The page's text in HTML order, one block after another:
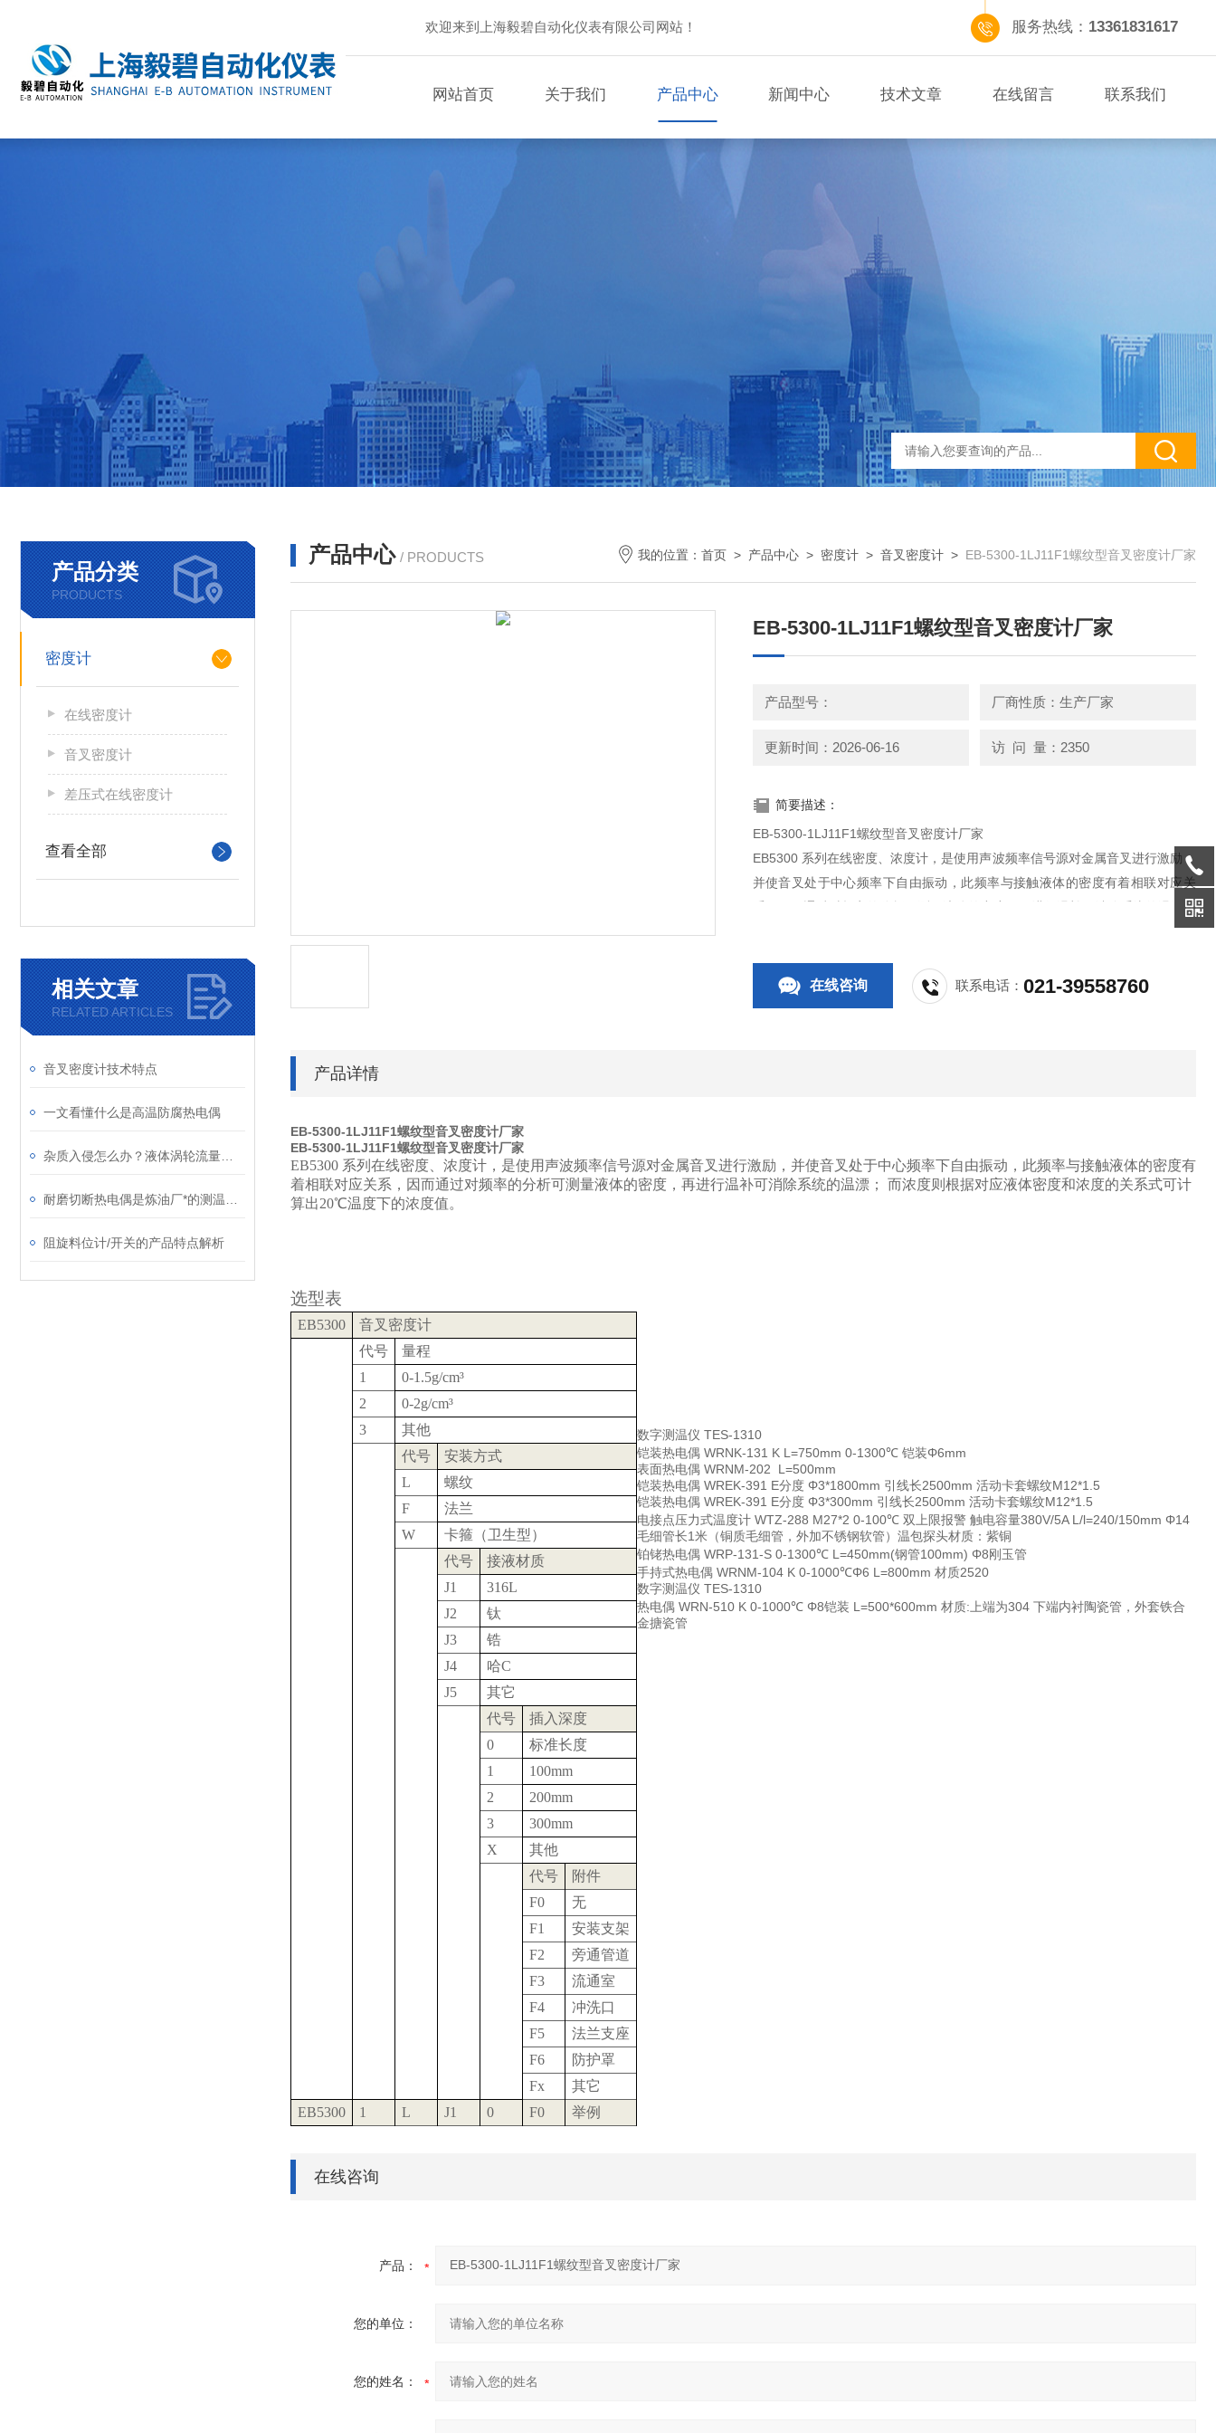
欢迎来到上海毅碧自动化仪表有限公司网站！ 服务热线： 13361831617
网站首页 关于我们 产品中心 新闻中心 技术文章 在线留言 联系我们
产品分类
PRODUCTS
密度计
在线密度计
音叉密度计
差压式在线密度计
查看全部
相关文章
RELATED ARTICLES
音叉密度计技术特点
一文看懂什么是高温防腐热电偶
阻旋料位计/开关的产品特点解析
产品中心 / PRODUCTS 我的位置： 首页 > 产品中心 > 密度计 > 音叉密度计 > EB-5300-1LJ11F1螺纹型音叉密度计厂家
EB-5300-1LJ11F1螺纹型音叉密度计厂家
产品型号： 厂商性质：生产厂家
更新时间：2026-06-16 访 问 量：2350
简要描述：
EB-5300-1LJ11F1螺纹型音叉密度计厂家
EB5300 系列在线密度、浓度计，是使用声波频率信号源对金属音叉进行激励，
并使音叉处于中心频率下自由振动，此频率与接触液体的密度有着相联对应关
系，因而通过对频率的分析可测量液体的密度，再进行温补可消除系统的温漂；
在线咨询 联系电话：021-39558760
产品详情
EB-5300-1LJ11F1螺纹型音叉密度计厂家
EB-5300-1LJ11F1螺纹型音叉密度计厂家
EB5300 系列在线密度、浓度计，是使用声波频率信号源对金属音叉进行激励，并使音叉处于中心频率下自由振动，此频率与接触液体的密度有
着相联对应关系，因而通过对频率的分析可测量液体的密度，再进行温补可消除系统的温漂； 而浓度则根据对应液体密度和浓度的关系式可计
算出20℃温度下的浓度值。
选型表
EB5300
音叉密度计
代号
量程
1
0-1.5g/cm³
2
0-2g/cm³
3
其他
代号
安装方式
L
螺纹
F
法兰
W
卡箍（卫生型）
代号
接液材质
J1
316L
J2
钛
J3
锆
J4
哈C
J5
其它
代号
插入深度
0
标准长度
1
100mm
2
200mm
3
300mm
X
其他
代号
附件
F0
无
F1
安装支架
F2
旁通管道
F3
流通室
F4
冲洗口
F5
法兰支座
F6
防护罩
Fx
其它
EB5300
1 L J1 0 F0 举例
数字测温仪 TES-1310
铠装热电偶 WRNK-131 K L=750mm 0-1300℃ 铠装Φ6mm
表面热电偶 WRNM-202 L=500mm
铠装热电偶 WREK-391 E分度 Φ3*1800mm 引线长2500mm 活动卡套螺纹M12*1.5
铠装热电偶 WREK-391 E分度 Φ3*300mm 引线长2500mm 活动卡套螺纹M12*1.5
电接点压力式温度计 WTZ-288 M27*2 0-100℃ 双上限报警 触电容量380V/5A L/l=240/150mm Φ14
毛细管长1米（铜质毛细管，外加不锈钢软管）温包探头材质：紫铜
铂铑热电偶 WRP-131-S 0-1300℃ L=450mm(钢管100mm) Φ8刚玉管
手持式热电偶 WRNM-104 K 0-1000℃Φ6 L=800mm 材质2520
数字测温仪 TES-1310
热电偶 WRN-510 K 0-1000℃ Φ8铠装 L=500*600mm 材质:上端为304 下端内衬陶瓷管，外套铁合
金搪瓷管
在线咨询
产品：
您的单位：
您的姓名：